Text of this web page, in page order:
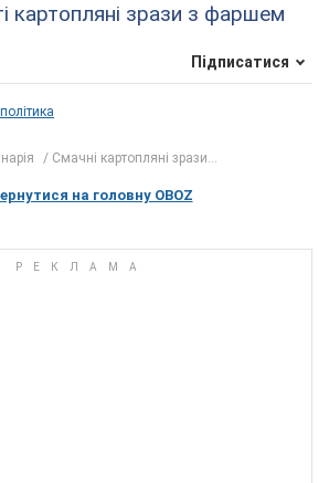
картопляні зрази з фаршем
Підписатися
Смачні картопляні зрази...
на головну OBOZ